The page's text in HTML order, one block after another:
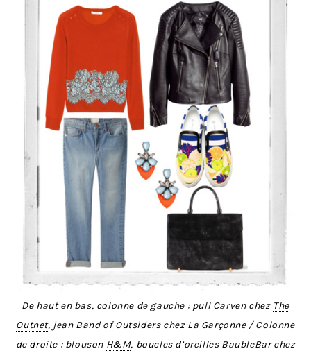
De haut en bas, colonne de gauche : pull Carven chez The
Outnet, jean Band of Outsiders chez La Garçonne / Colonne
de droite : blouson H&M, boucles d’oreilles BaubleBar chez